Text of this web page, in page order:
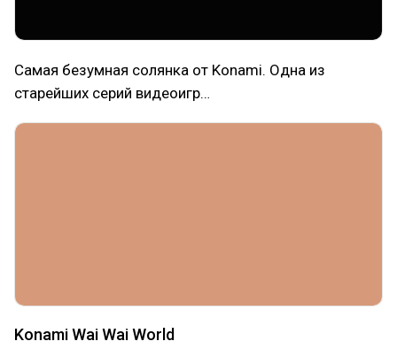
Самая безумная солянка от Konami. Одна из
старейших серий видеоигр…
Konami Wai Wai World